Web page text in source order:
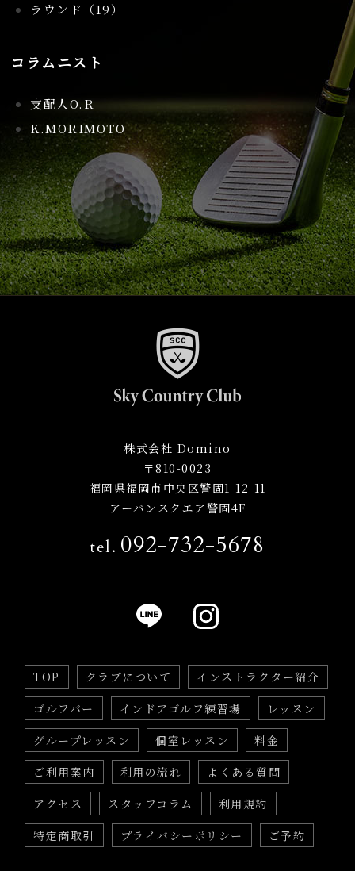
ラウンド（19）
コラムニスト
支配人O.R
K.MORIMOTO
株式会社 Domino
〒810-0023
福岡県福岡市中央区警固1-12-11
アーバンスクエア警固4F
tel. 092-732-5678
TOP クラブについて
インストラクター紹介
ゴルフバー
インドアゴルフ練習場
レッスン
グループレッスン
個室レッスン
料金
ご利用案内
利用の流れ
よくある質問
アクセス
スタッフコラム
利用規約
特定商取引
プライバシーポリシー ご予約